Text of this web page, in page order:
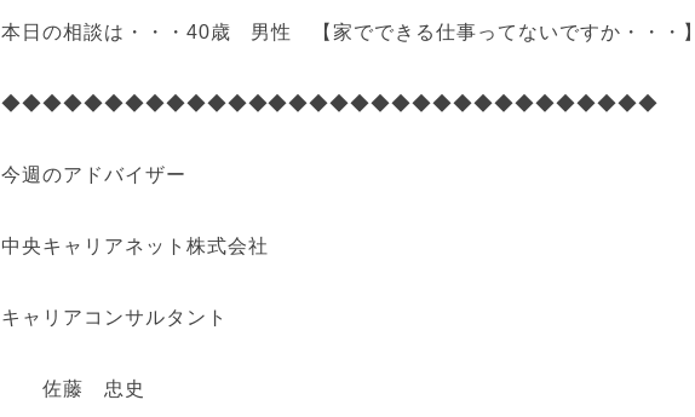
本日の相談は・・・40歳 男性 【家でできる仕事ってないですか・・・】
◆◆◆◆◆◆◆◆◆◆◆◆◆◆◆◆◆◆◆◆◆◆◆◆◆◆◆◆◆◆◆◆
今週のアドバイザー
中央キャリアネット株式会社
キャリアコンサルタント
佐藤 忠史